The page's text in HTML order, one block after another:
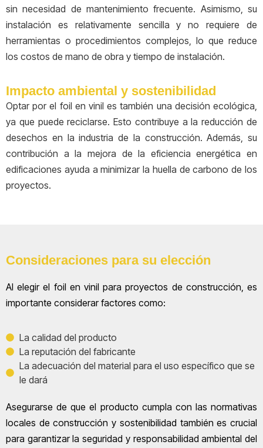
sin necesidad de mantenimiento frecuente. Asimismo, su
instalación es relativamente sencilla y no requiere de
herramientas o procedimientos complejos, lo que reduce
los costos de mano de obra y tiempo de instalación.
Impacto ambiental y sostenibilidad
Optar por el foil en vinil es también una decisión ecológica,
ya que puede reciclarse. Esto contribuye a la reducción de
desechos en la industria de la construcción. Además, su
contribución a la mejora de la eficiencia energética en
edificaciones ayuda a minimizar la huella de carbono de los
proyectos.
Consideraciones para su elección
Al elegir el foil en vinil para proyectos de construcción, es
importante considerar factores como:
La calidad del producto
La reputación del fabricante
La adecuación del material para el uso específico que se
le dará
Asegurarse de que el producto cumpla con las normativas
locales de construcción y sostenibilidad también es crucial
para garantizar la seguridad y responsabilidad ambiental del